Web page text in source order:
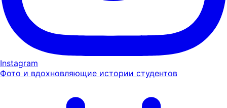
Instagram
Фото и вдохновляющие истории студентов